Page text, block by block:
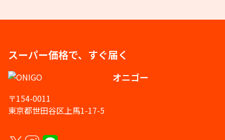
スーパー価格で、すぐ届く
オニゴー
〒154-0011
東京都世田谷区上馬1-17-5